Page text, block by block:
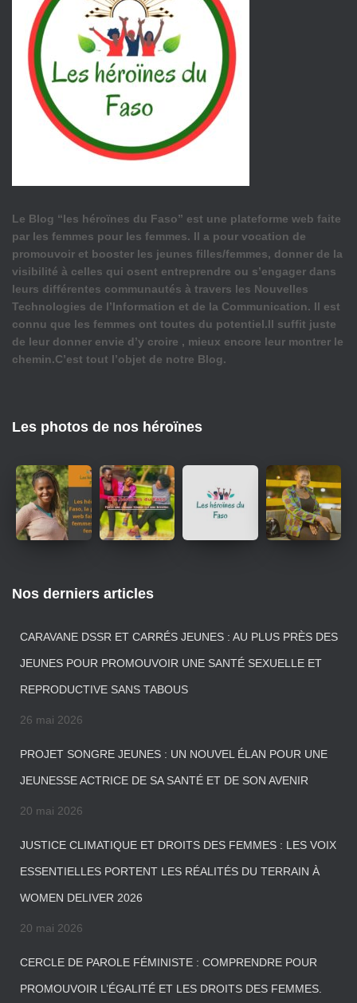
Le Blog “les héroïnes du Faso” est une plateforme web faite
par les femmes pour les femmes. Il a pour vocation de
promouvoir et booster les jeunes filles/femmes, donner de la
visibilité à celles qui osent entreprendre ou s’engager dans
leurs différentes communautés à travers les Nouvelles
Technologies de l’Information et de la Communication. Il est
connu que les femmes ont toutes du potentiel.Il suffit juste
de leur donner envie d’y croire , mieux encore leur montrer le
chemin.C’est tout l’objet de notre Blog.
Les photos de nos héroïnes
Nos derniers articles
CARAVANE DSSR ET CARRÉS JEUNES : AU PLUS PRÈS DES
JEUNES POUR PROMOUVOIR UNE SANTÉ SEXUELLE ET
REPRODUCTIVE SANS TABOUS
26 mai 2026
PROJET SONGRE JEUNES : UN NOUVEL ÉLAN POUR UNE
JEUNESSE ACTRICE DE SA SANTÉ ET DE SON AVENIR
20 mai 2026
JUSTICE CLIMATIQUE ET DROITS DES FEMMES : LES VOIX
ESSENTIELLES PORTENT LES RÉALITÉS DU TERRAIN À
WOMEN DELIVER 2026
20 mai 2026
CERCLE DE PAROLE FÉMINISTE : COMPRENDRE POUR
PROMOUVOIR L’ÉGALITÉ ET LES DROITS DES FEMMES.